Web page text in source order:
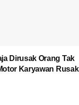
Dirusak Orang Tak
Karyawan Rusak